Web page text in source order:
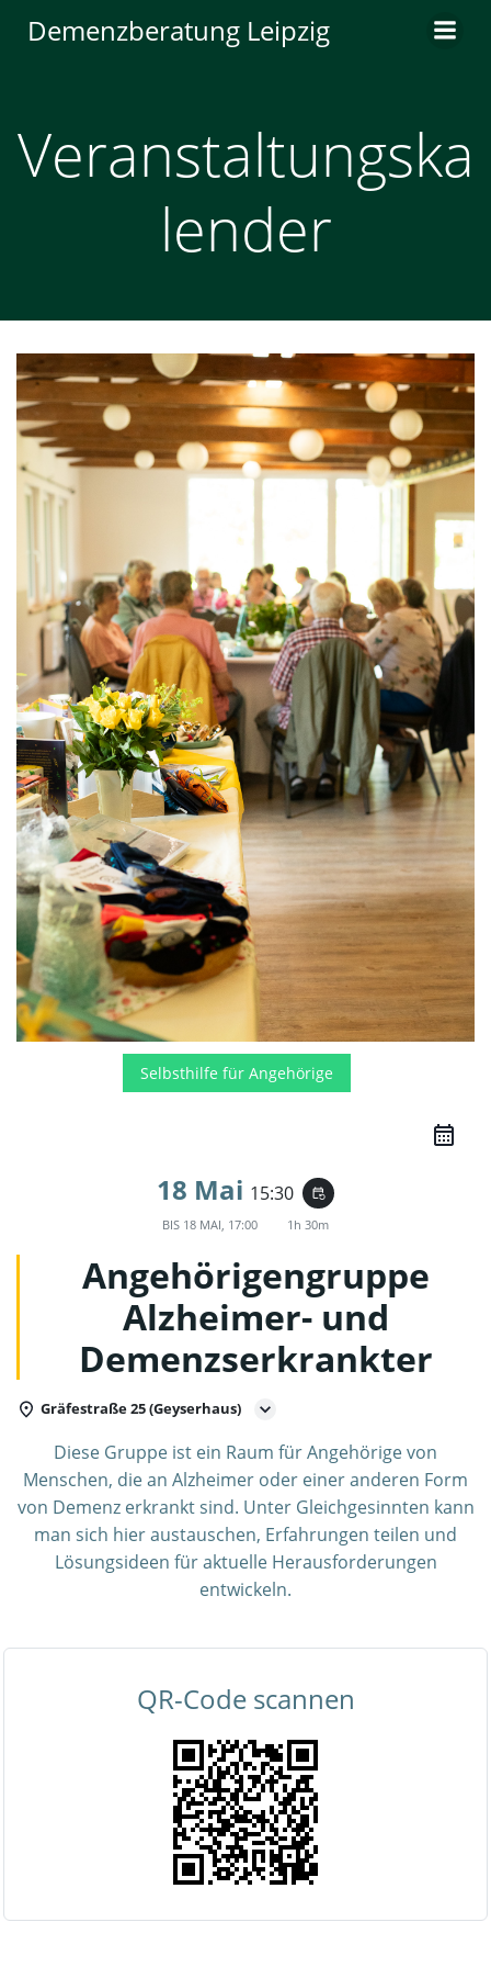
Inhalt
Demenzberatung Leipzig
Veranstaltungska
lender
Selbsthilfe für Angehörige
18 Mai 15:30 event_repeat
BIS 18 MAI, 17:00 1h 30m
Angehörigengruppe
Alzheimer- und
Demenzserkrankter
Gräfestraße 25 (Geyserhaus)
Diese Gruppe ist ein Raum für Angehörige von
Menschen, die an Alzheimer oder einer anderen Form
von Demenz erkrankt sind. Unter Gleichgesinnten kann
man sich hier austauschen, Erfahrungen teilen und
Lösungsideen für aktuelle Herausforderungen
entwickeln.
QR-Code scannen